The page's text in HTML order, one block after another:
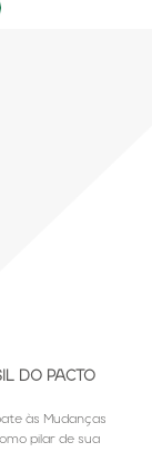
DO PACTO
às Mudanças
pilar de sua